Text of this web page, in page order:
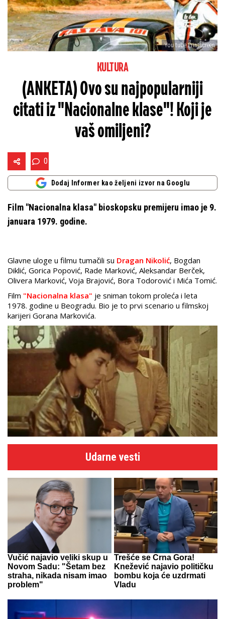
You tube Printscreen
KULTURA
(ANKETA) Ovo su najpopularniji
citati iz "Nacionalne klase"! Koji je
vaš omiljeni?
0
Dodaj Informer kao željeni izvor na Googlu
Film "Nacionalna klasa" bioskopsku premijeru imao je 9.
januara 1979. godine.
Glavne uloge u filmu tumačili su Dragan Nikolić, Bogdan
Diklić, Gorica Popović, Rade Marković, Aleksandar Berček,
Olivera Marković, Voja Brajović, Bora Todorović i Mića Tomić.
Film "Nacionalna klasa" je sniman tokom proleća i leta
1978. godine u Beogradu. Bio je to prvi scenario u filmskoj
karijeri Gorana Markovića.
Udarne vesti
Vučić najavio veliki skup u
Novom Sadu: "Šetam bez
straha, nikada nisam imao
problem"
Trešće se Crna Gora!
Knežević najavio političku
bombu koja će uzdrmati
Vladu